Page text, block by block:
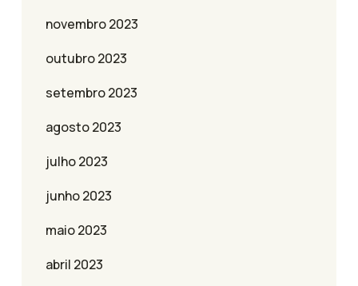
novembro 2023
outubro 2023
setembro 2023
agosto 2023
julho 2023
junho 2023
maio 2023
abril 2023